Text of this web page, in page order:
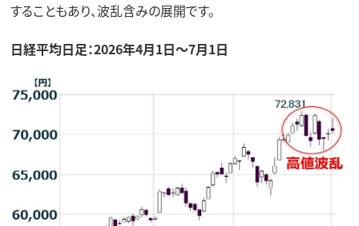
することもあり、波乱含みの展開です。
日経平均日足：2026年4月1日～7月1日